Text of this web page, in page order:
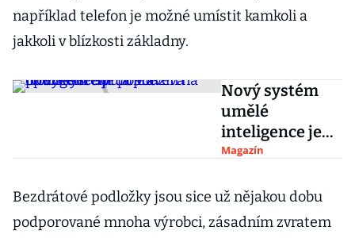
například telefon je možné umístit kamkoli a
jakkoli v blízkosti základny.
Nový systém
umělé
inteligence je
postaven na
používá pouze
světlo
Magazín
Bezdrátové podložky jsou sice už nějakou dobu
podporované mnoha výrobci, zásadním zvratem